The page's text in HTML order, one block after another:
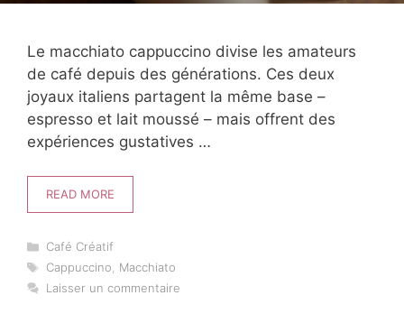
Le macchiato cappuccino divise les amateurs
de café depuis des générations. Ces deux
joyaux italiens partagent la même base –
espresso et lait moussé – mais offrent des
expériences gustatives …
READ MORE
Catégories
Café Créatif
Étiquettes
Cappuccino, Macchiato
Laisser un commentaire